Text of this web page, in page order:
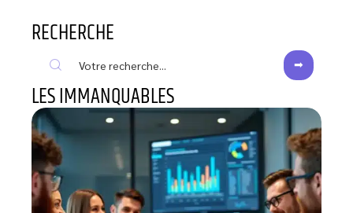
RECHERCHE
LES IMMANQUABLES